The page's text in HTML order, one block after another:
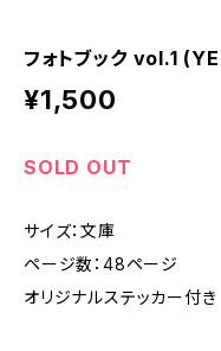
フォトブック vol.1
¥1,500
SOLD OUT
サイズ：文庫
ページ数：48ページ
オリジナルステッカー付き